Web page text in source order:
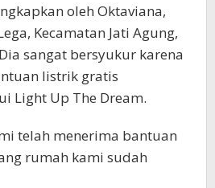
oleh Oktaviana,
Kecamatan Jati Agung,
sangat bersyukur karena
listrik gratis
Light Up The Dream.
telah menerima bantuan
rumah kami sudah